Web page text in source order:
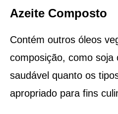
Azeite Composto
Contém outros óleos
composição, como soja
saudável quanto os
apropriado para fins